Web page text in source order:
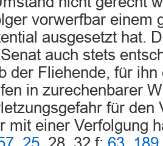
vorwerfbar einem
ausgesetzt hat.
auch stets
der Fliehende, für
in zurechenbarer
für den
mit einer Verfolgung